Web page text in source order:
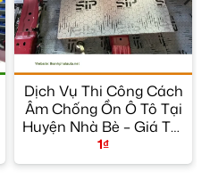
Dịch Vụ Thi Công Cách
Âm Chống Ồn Ô Tô Tại
Huyện Nhà Bè – Giá Tốt
TPHCM
1₫